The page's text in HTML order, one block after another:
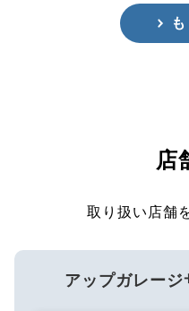
店
取り扱い店舗
アップガレー